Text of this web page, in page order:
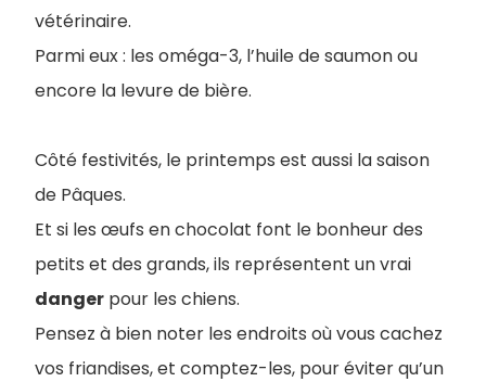
vétérinaire.
Parmi eux : les oméga-3, l’huile de saumon ou
encore la levure de bière.
Côté festivités, le printemps est aussi la saison
de Pâques.
Et si les œufs en chocolat font le bonheur des
petits et des grands, ils représentent un vrai
danger pour les chiens.
Pensez à bien noter les endroits où vous cachez
vos friandises, et comptez-les, pour éviter qu’un